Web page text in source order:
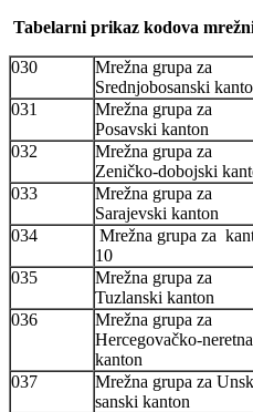
Tabelarni prikaz kodova
030
Mrežna grupa za
Srednjobosanski
031
Mrežna grupa za
Posavski kanton
032
Mrežna grupa za
Zeničko-dobojski
033
Mrežna grupa za
Sarajevski kanton
034
Mrežna grupa za
10
035
Mrežna grupa za
Tuzlanski kanton
036
Mrežna grupa za
Hercegovačko-
kanton
037
Mrežna grupa za
sanski kanton